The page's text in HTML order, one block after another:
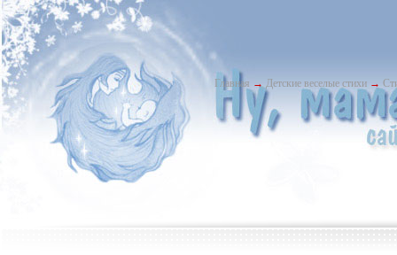
Главная → Детские веселые стихи →